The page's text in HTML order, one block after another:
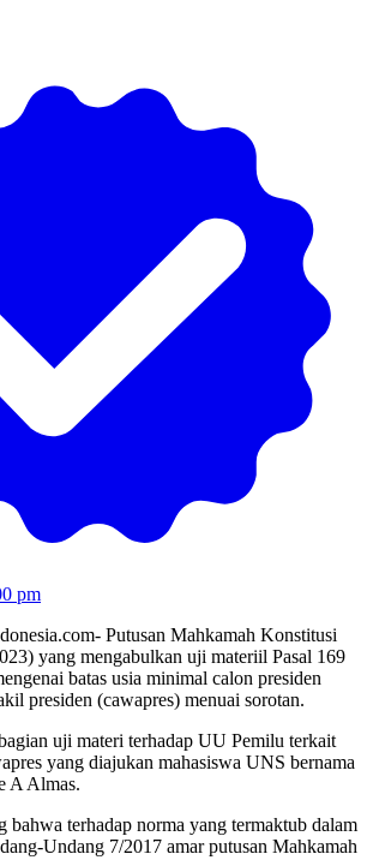
pm
Putusan Mahkamah Konstitusi
yang mengabulkan uji materiil Pasal 169
batas usia minimal calon presiden
presiden (cawapres) menuai sorotan.
uji materi terhadap UU Pemilu terkait
yang diajukan mahasiswa UNS bernama
A Almas.
bahwa terhadap norma yang termaktub dalam
Undang 7/2017 amar putusan Mahkamah